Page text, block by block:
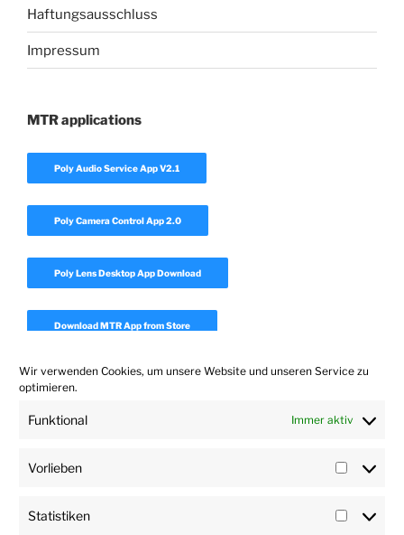
Wir verwenden Cookies, um unsere Website und unseren Service zu
optimieren.
Funktional Immer aktiv
Vorlieben
Statistiken
Haftungsausschluss
Impressum
MTR applications
Poly Audio Service App V2.1
Poly Camera Control App 2.0
Poly Lens Desktop App Download
Download MTR App from Store
Download Realpresence Desktop